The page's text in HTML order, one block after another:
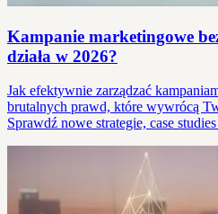
Kampanie marketingowe
działa w 2026?
Jak efektywnie zarządzać
brutalnych prawd, które wywrócą
Sprawdź nowe strategie, case